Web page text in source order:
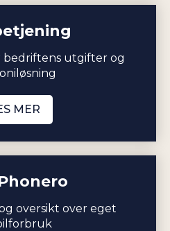
bedriftens utgifter og
MER
oversikt over eget